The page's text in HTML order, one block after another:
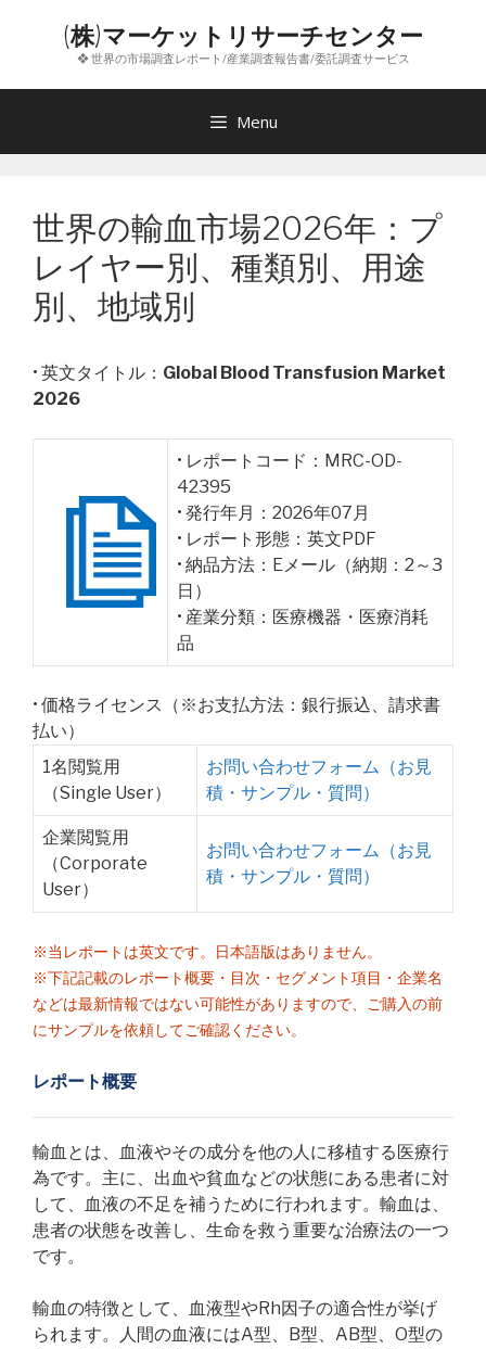
ン
(株)マーケットリサーチセンター
❖ 世界の市場調査レポート/産業調査報告書/委託調査サービス
Menu
世界の輸血市場2026年：プ
レイヤー別、種類別、用途
別、地域別
• 英文タイトル： Global Blood Transfusion Market
2026
• レポートコード：MRC-OD-
42395
• 発行年月：2026年07月
• レポート形態：英文PDF
• 納品方法：Eメール（納期：2～3
日）
• 産業分類：医療機器・医療消耗
品
• 価格ライセンス（※お支払方法：銀行振込、請求書
払い）
1名閲覧用
（Single User）
お問い合わせフォーム（お見
積・サンプル・質問）
企業閲覧用
（Corporate
User）
お問い合わせフォーム（お見
積・サンプル・質問）
※当レポートは英文です。日本語版はありません。
※下記記載のレポート概要・目次・セグメント項目・企業名
などは最新情報ではない可能性がありますので、ご購入の前
にサンプルを依頼してご確認ください。
レポート概要
輸血とは、血液やその成分を他の人に移植する医療行
為です。主に、出血や貧血などの状態にある患者に対
して、血液の不足を補うために行われます。輸血は、
患者の状態を改善し、生命を救う重要な治療法の一つ
です。
輸血の特徴として、血液型やRh因子の適合性が挙げ
られます。人間の血液にはA型、B型、AB型、O型の